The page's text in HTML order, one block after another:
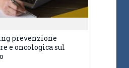
prevenzione
e oncologica sul